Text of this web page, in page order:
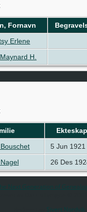
Fornavn
Erlene
H.
Ekteskap
5 Jun 1921
26 Des
Next Generation of
Sivert Nordvik.